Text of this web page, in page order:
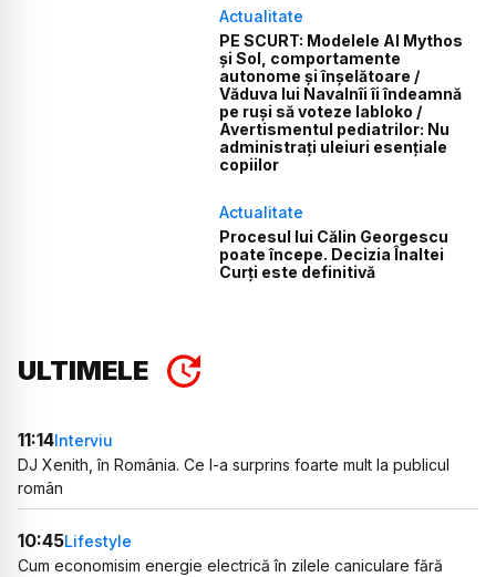
Actualitate
PE SCURT: Modelele AI Mythos
și Sol, comportamente
autonome și înșelătoare /
Văduva lui Navalnîi îi îndeamnă
pe ruși să voteze Iabloko /
Avertismentul pediatrilor: Nu
administrați uleiuri esențiale
copiilor
Actualitate
Procesul lui Călin Georgescu
poate începe. Decizia Înaltei
Curți este definitivă
ULTIMELE
11:14Interviu
DJ Xenith, în România. Ce l-a surprins foarte mult la publicul
român
10:45Lifestyle
Cum economisim energie electrică în zilele caniculare fără